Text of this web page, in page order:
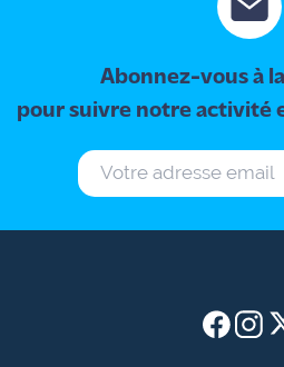
Abonnez-vous à
pour suivre notre activité